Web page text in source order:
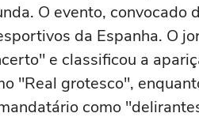
O evento, convocado
da Espanha. O
e classificou a
"Real grotesco",
como